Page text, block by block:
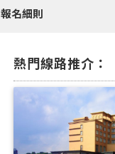
報名細則
熱門線路推介：